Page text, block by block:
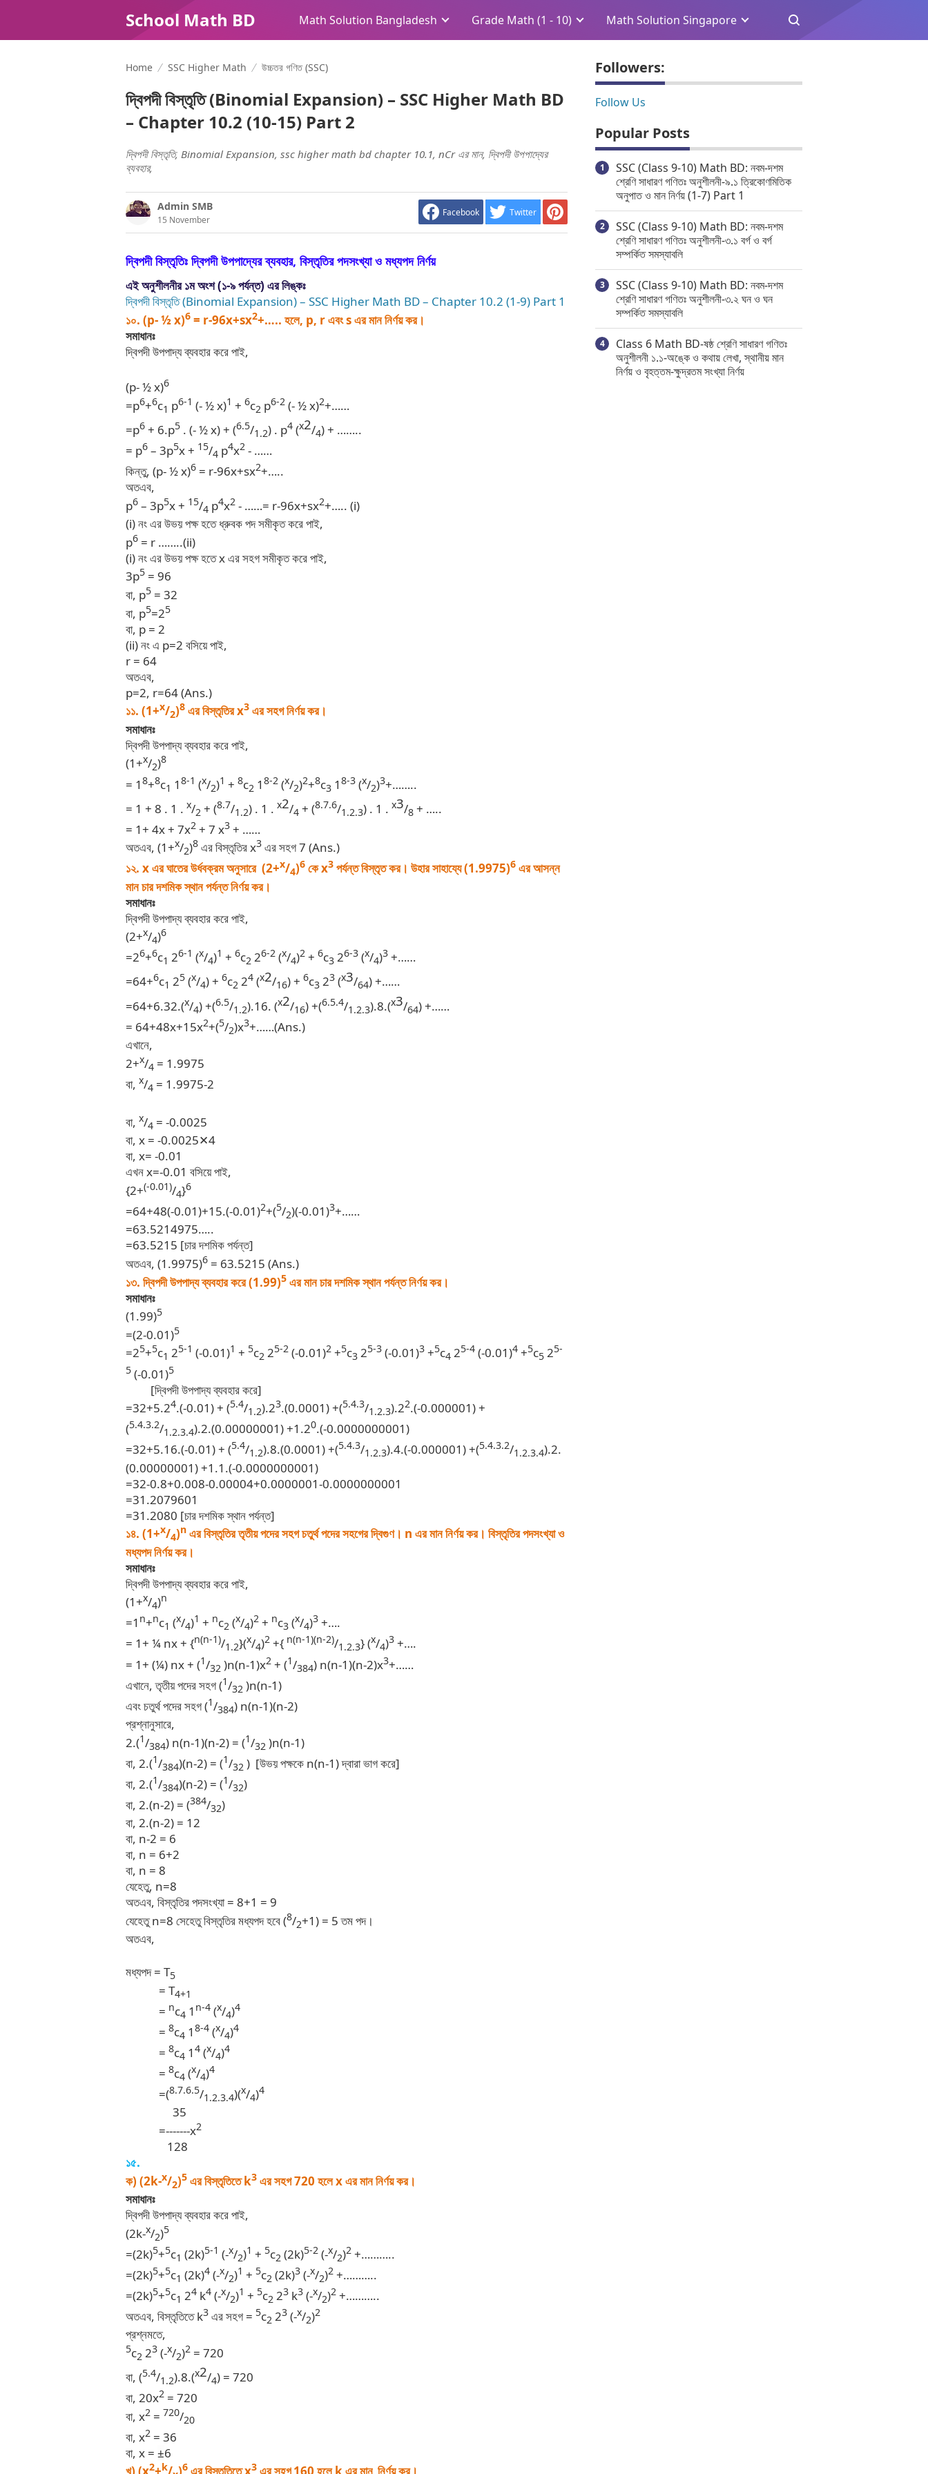
School Math BD Math Solution Bangladesh Grade Math (1 - 10) Math Solution Singapore
Home SSC Higher Math উচ্চতর গণিত (SSC)
দ্বিপদী বিস্তৃতি (Binomial Expansion) – SSC Higher Math BD
– Chapter 10.2 (10-15) Part 2
দ্বিপদী বিস্তৃতি, Binomial Expansion, ssc higher math bd chapter 10.1, nCr এর মান, দ্বিপদী উপপাদ্যের
ব্যবহার,
Admin SMB
15 November
Facebook Twitter
দ্বিপদী বিস্তৃতিঃ দ্বিপদী উপপাদ্যের ব্যবহার, বিস্তৃতির পদসংখ্যা ও মধ্যপদ নির্ণয়
এই অনুশীলনীর ১ম অংশ (১-৯ পর্যন্ত) এর লিঙ্কঃ
দ্বিপদী বিস্তৃতি (Binomial Expansion) – SSC Higher Math BD – Chapter 10.2 (1-9) Part 1
১০. (p- ½ x)6 = r-96x+sx2+….. হলে, p, r এবং s এর মান নির্ণয় কর।
সমাধানঃ
দ্বিপদী উপপাদ্য ব্যবহার করে পাই,
(p- ½ x)6
=p6+6c1 p6-1 (- ½ x)1 + 6c2 p6-2 (- ½ x)2+……
=p6 + 6.p5 . (- ½ x) + (6.5/1.2) . p4 (x2/4) + ……..
= p6 – 3p5x + 15/4 p4x2 - ……
কিন্তু, (p- ½ x)6 = r-96x+sx2+…..
অতএব,
p6 – 3p5x + 15/4 p4x2 - ……= r-96x+sx2+….. (i)
(i) নং এর উভয় পক্ষ হতে ধ্রুবক পদ সমীকৃত করে পাই,
p6 = r ……..(ii)
(i) নং এর উভয় পক্ষ হতে x এর সহগ সমীকৃত করে পাই,
3p5 = 96
বা, p5 = 32
বা, p5=25
বা, p = 2
(ii) নং এ p=2 বসিয়ে পাই,
r = 64
অতএব,
p=2, r=64 (Ans.)
১১. (1+x/2)8 এর বিস্তৃতির x3 এর সহগ নির্ণয় কর।
সমাধানঃ
দ্বিপদী উপপাদ্য ব্যবহার করে পাই,
(1+x/2)8
= 1 8+8c1 1 8-1 (x/2)1 + 8c2 1 8-2 (x/2)2+8c3 1 8-3 (x/2)3+……..
= 1 + 8 . 1 . x/2 + (8.7/1.2) . 1 . x2/4 + (8.7.6/1.2.3) . 1 . x3/8 + …..
= 1+ 4x + 7x2 + 7 x3 + ……
অতএব, (1+x/2)8 এর বিস্তৃতির x3 এর সহগ 7 (Ans.)
১২. x এর ঘাতের উর্ধবক্রম অনুসারে (2+x/4)6 কে x3 পর্যন্ত বিস্তৃত কর। উহার সাহায্যে (1.9975)6 এর আসন্ন
মান চার দশমিক স্থান পর্যন্ত নির্ণয় কর।
সমাধানঃ
দ্বিপদী উপপাদ্য ব্যবহার করে পাই,
(2+x/4)6
=26+6c1 26-1 (x/4)1 + 6c2 26-2 (x/4)2 + 6c3 26-3 (x/4)3 +……
=64+6c1 25 (x/4) + 6c2 24 (x2/16) + 6c3 23 (x3/64) +……
=64+6.32.(x/4) +(6.5/1.2).16. (x2/16) +(6.5.4/1.2.3).8.(x3/64) +……
= 64+48x+15x2+(5/2)x3+……(Ans.)
এখানে,
2+x/4 = 1.9975
বা, x/4 = 1.9975-2
বা, x/4 = -0.0025
বা, x = -0.0025✕4
বা, x= -0.01
এখন x=-0.01 বসিয়ে পাই,
{2+(-0.01)/4}6
=64+48(-0.01)+15.(-0.01)2+(5/2)(-0.01)3+……
=63.5214975…..
=63.5215 [চার দশমিক পর্যন্ত]
অতএব, (1.9975)6 = 63.5215 (Ans.)
১৩. দ্বিপদী উপপাদ্য ব্যবহার করে (1.99)5 এর মান চার দশমিক স্থান পর্যন্ত নির্ণয় কর।
সমাধানঃ
(1.99)5
=(2-0.01)5
=25+5c1 25-1 (-0.01)1 + 5c2 25-2 (-0.01)2 +5c3 25-3 (-0.01)3 +5c4 25-4 (-0.01)4 +5c5 25-
5 (-0.01)5
[দ্বিপদী উপপাদ্য ব্যবহার করে]
=32+5.24.(-0.01) + (5.4/1.2).23.(0.0001) +(5.4.3/1.2.3).22.(-0.000001) +
(5.4.3.2/1.2.3.4).2.(0.00000001) +1.20.(-0.0000000001)
=32+5.16.(-0.01) + (5.4/1.2).8.(0.0001) +(5.4.3/1.2.3).4.(-0.000001) +(5.4.3.2/1.2.3.4).2.
(0.00000001) +1.1.(-0.0000000001)
=32-0.8+0.008-0.00004+0.0000001-0.0000000001
=31.2079601
=31.2080 [চার দশমিক স্থান পর্যন্ত]
১৪. (1+x/4)n এর বিস্তৃতির তৃতীয় পদের সহগ চতুর্থ পদের সহগের দ্বিগুণ। n এর মান নির্ণয় কর। বিস্তৃতির পদসংখ্যা ও
মধ্যপদ নির্ণয় কর।
সমাধানঃ
দ্বিপদী উপপাদ্য ব্যবহার করে পাই,
(1+x/4)n
=1 n+nc1 (x/4)1 + nc2 (x/4)2 + nc3 (x/4)3 +….
= 1+ ¼ nx + {n(n-1)/1.2}(x/4)2 +{ n(n-1)(n-2)/1.2.3} (x/4)3 +….
= 1+ (¼) nx + (1/32 )n(n-1)x2 + (1/384) n(n-1)(n-2)x3+……
এখানে, তৃতীয় পদের সহগ (1/32 )n(n-1)
এবং চতুর্থ পদের সহগ (1/384) n(n-1)(n-2)
প্রশ্নানুসারে,
2.(1/384) n(n-1)(n-2) = (1/32 )n(n-1)
বা, 2.(1/384)(n-2) = (1/32 ) [উভয় পক্ষকে n(n-1) দ্বারা ভাগ করে]
বা, 2.(1/384)(n-2) = (1/32)
বা, 2.(n-2) = (384/32)
বা, 2.(n-2) = 12
বা, n-2 = 6
বা, n = 6+2
বা, n = 8
যেহেতু, n=8
অতএব, বিস্তৃতির পদসংখ্যা = 8+1 = 9
যেহেতু n=8 সেহেতু বিস্তৃতির মধ্যপদ হবে (8/2+1) = 5 তম পদ।
অতএব,
মধ্যপদ = T5
= T4+1
= nc4 1 n-4 (x/4)4
= 8c4 1 8-4 (x/4)4
= 8c4 1 4 (x/4)4
= 8c4 (x/4)4
=(8.7.6.5/1.2.3.4)(x/4)4
35
=-------x2
128
১৫.
ক) (2k-x/2)5 এর বিস্তৃতিতে k3 এর সহগ 720 হলে x এর মান নির্ণয় কর।
সমাধানঃ
দ্বিপদী উপপাদ্য ব্যবহার করে পাই,
(2k-x/2)5
=(2k)5+5c1 (2k)5-1 (-x/2)1 + 5c2 (2k)5-2 (-x/2)2 +………..
=(2k)5+5c1 (2k)4 (-x/2)1 + 5c2 (2k)3 (-x/2)2 +………..
=(2k)5+5c1 24 k4 (-x/2)1 + 5c2 23 k3 (-x/2)2 +………..
অতএব, বিস্তৃতিতে k3 এর সহগ = 5c2 23 (-x/2)2
প্রশ্নমতে,
5c2 23 (-x/2)2 = 720
বা, (5.4/1.2).8.(x2/4) = 720
বা, 20x2 = 720
বা, x2 = 720/20
বা, x2 = 36
বা, x = ±6
2 k 6 3
Followers:
Follow Us
Popular Posts
SSC (Class 9-10) Math BD: নবম-দশম
শ্রেণি সাধারণ গণিতঃ অনুশীলনী-৯.১ ত্রিকোণমিতিক
অনুপাত ও মান নির্ণয় (1-7) Part 1
SSC (Class 9-10) Math BD: নবম-দশম
শ্রেণি সাধারণ গণিতঃ অনুশীলনী-৩.১ বর্গ ও বর্গ
সম্পর্কিত সমস্যাবলি
SSC (Class 9-10) Math BD: নবম-দশম
শ্রেণি সাধারণ গণিতঃ অনুশীলনী-৩.২ ঘন ও ঘন
সম্পর্কিত সমস্যাবলি
Class 6 Math BD-ষষ্ঠ শ্রেণি সাধারণ গণিতঃ
অনুশীলনী ১.১-অঙ্কে ও কথায় লেখা, স্থানীয় মান
নির্ণয় ও বৃহত্তম-ক্ষুদ্রতম সংখ্যা নির্ণয়